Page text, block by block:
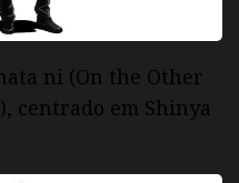
ni (On the Other
centrado em Shinya